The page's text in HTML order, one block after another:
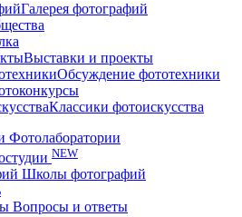
Галерея фотографий
Выставки и проекты
Обсуждение фототехники
Классики фотоискусства
Фотолаборатории
NEW
Школы фотографий
Вопросы и ответы